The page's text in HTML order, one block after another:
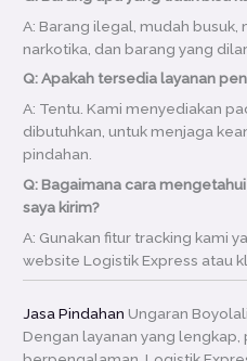
A: Barang ilegal, mudah busuk,
narkotika, dan barang yang
Q: Apakah tersedia layanan
A: Tentu. Kami menyediakan
dibutuhkan, untuk menjaga
pindahan.
Q: Bagaimana cara
saya kirim?
A: Gunakan fitur tracking kami
website Logistik Express atau
Jasa Pindahan Ungaran Boyolali
Dengan layanan yang